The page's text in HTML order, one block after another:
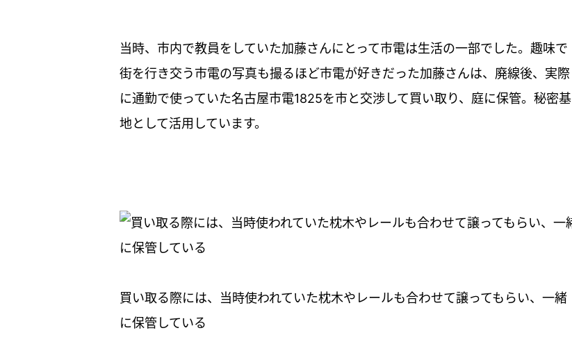
当時、市内で教員をしていた加藤さんにとって市電は生活の一部でした。趣味で
街を行き交う市電の写真も撮るほど市電が好きだった加藤さんは、廃線後、実際
に通勤で使っていた名古屋市電1825を市と交渉して買い取り、庭に保管。秘密基
地として活用しています。
買い取る際には、当時使われていた枕木やレールも合わせて譲ってもらい、一緒
に保管している